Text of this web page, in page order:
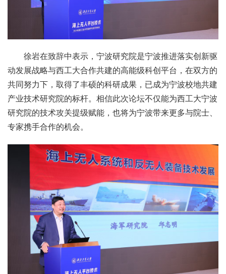
徐岩在致辞中表示，宁波研究院是宁波推进落实创新驱
动发展战略与西工大合作共建的高能级科创平台，在双方的
共同努力下，取得了丰硕的科研成果，已成为宁波校地共建
产业技术研究院的标杆。相信此次论坛不仅能为西工大宁波
研究院的技术攻关提级赋能，也将为宁波带来更多与院士、
专家携手合作的机会。